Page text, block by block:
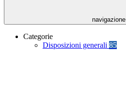
navigazione
Categorie
Disposizioni generali 85